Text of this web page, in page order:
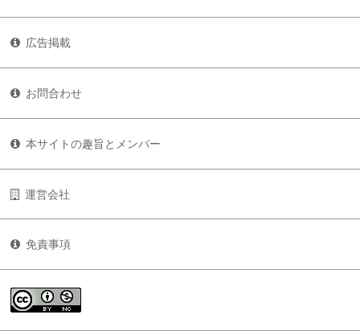
広告掲載
お問合わせ
本サイトの趣旨とメンバー
運営会社
免責事項